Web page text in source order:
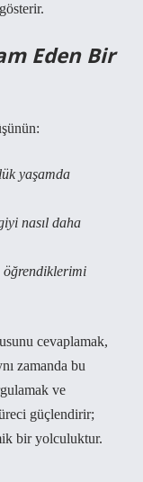
Eden Bir
yaşamda
nasıl daha
öğrendiklerimi
cevaplamak,
zamanda bu
ve
güçlendirir;
bir yolculuktur.